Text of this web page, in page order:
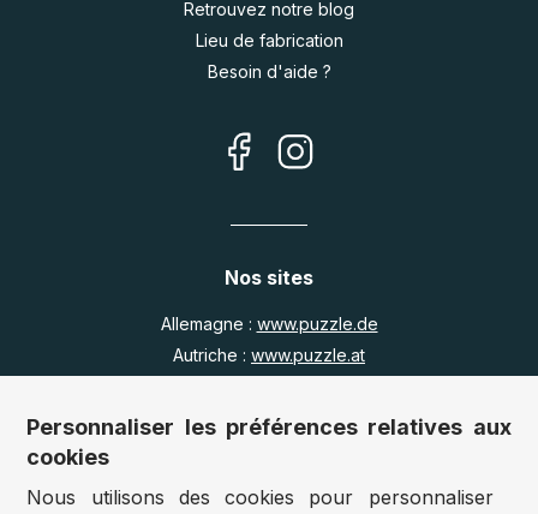
Retrouvez notre blog
Lieu de fabrication
Besoin d'aide ?
Nos sites
Allemagne : www.puzzle.de
Autriche : www.puzzle.at
Royaume Uni :
www.jigsawpuzzle.co.uk
Accès revendeurs / détaillants
Personnaliser les préférences relatives aux
cookies
Nous utilisons des cookies pour personnaliser